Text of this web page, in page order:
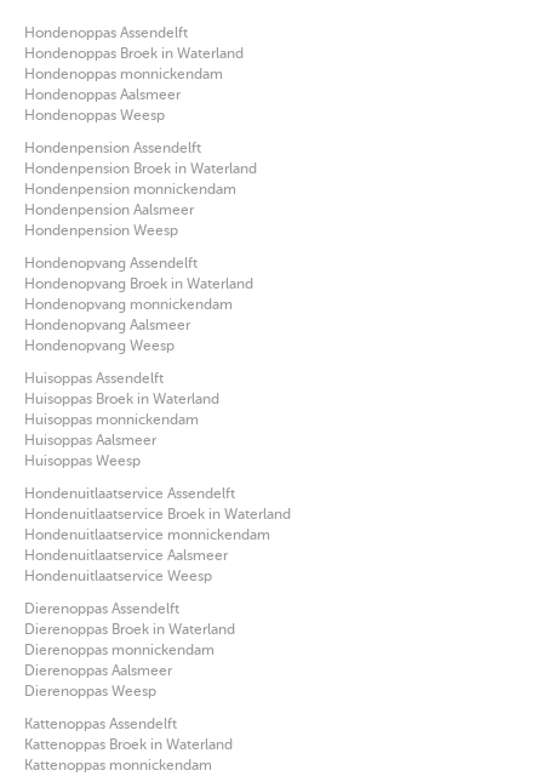
Hondenoppas Assendelft
Hondenoppas Broek in Waterland
Hondenoppas monnickendam
Hondenoppas Aalsmeer
Hondenoppas Weesp
Hondenpension Assendelft
Hondenpension Broek in Waterland
Hondenpension monnickendam
Hondenpension Aalsmeer
Hondenpension Weesp
Hondenopvang Assendelft
Hondenopvang Broek in Waterland
Hondenopvang monnickendam
Hondenopvang Aalsmeer
Hondenopvang Weesp
Huisoppas Assendelft
Huisoppas Broek in Waterland
Huisoppas monnickendam
Huisoppas Aalsmeer
Huisoppas Weesp
Hondenuitlaatservice Assendelft
Hondenuitlaatservice Broek in Waterland
Hondenuitlaatservice monnickendam
Hondenuitlaatservice Aalsmeer
Hondenuitlaatservice Weesp
Dierenoppas Assendelft
Dierenoppas Broek in Waterland
Dierenoppas monnickendam
Dierenoppas Aalsmeer
Dierenoppas Weesp
Kattenoppas Assendelft
Kattenoppas Broek in Waterland
Kattenoppas monnickendam